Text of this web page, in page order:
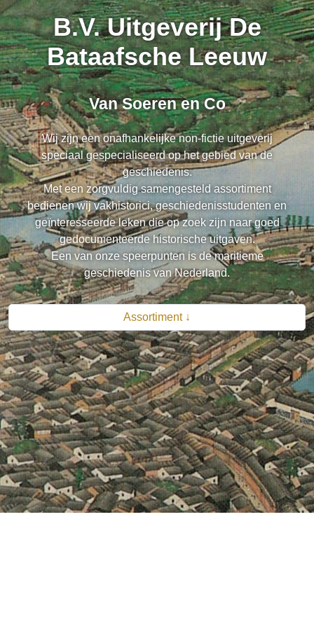
B.V. Uitgeverij De
Bataafsche Leeuw
Van Soeren en Co
Wij zijn een onafhankelijke non-fictie uitgeverij
speciaal gespecialiseerd op het gebied van de
geschiedenis.
Met een zorgvuldig samengesteld assortiment
bedienen wij vakhistorici, geschiedenisstudenten en
geïnteresseerde leken die op zoek zijn naar goed
gedocumenteerde historische uitgaven.
Een van onze speerpunten is de maritieme
geschiedenis van Nederland.
Assortiment ↓